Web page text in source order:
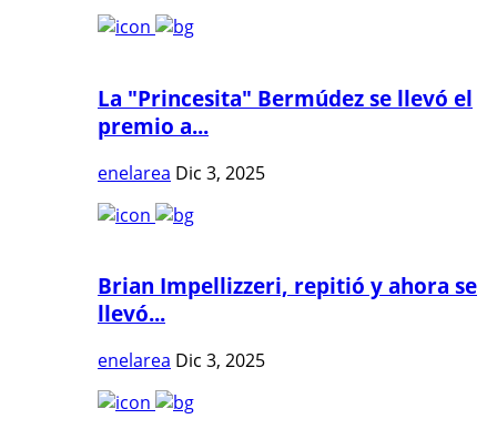
La "Princesita" Bermúdez se llevó el
premio a...
enelarea Dic 3, 2025
Brian Impellizzeri, repitió y ahora se
llevó...
enelarea Dic 3, 2025